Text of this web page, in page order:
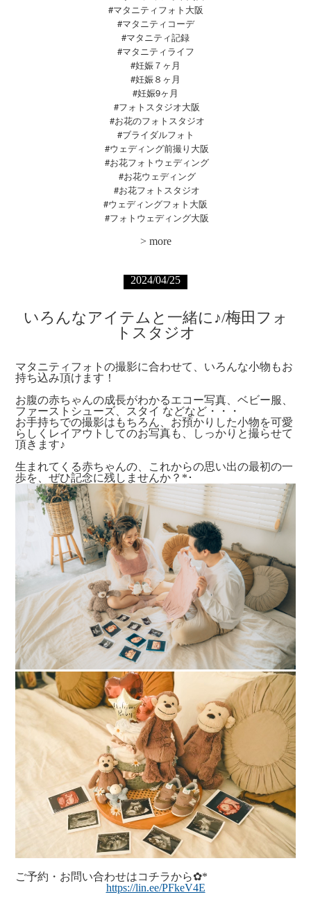
#マタニティフォト大阪
#マタニティコーデ
#マタニティ記録
#マタニティライフ
#妊娠７ヶ月
#妊娠８ヶ月
#妊娠9ヶ月
#フォトスタジオ大阪
#お花のフォトスタジオ
#ブライダルフォト
#ウェディング前撮り大阪
#お花フォトウェディング
#お花ウェディング
#お花フォトスタジオ
#ウェディングフォト大阪
#フォトウェディング大阪
>more
2024/04/25
いろんなアイテムと一緒に♪/梅田フォ
トスタジオ
マタニティフォトの撮影に合わせて、いろんな小物もお
持ち込み頂けます！
お腹の赤ちゃんの成長がわかるエコー写真、ベビー服、
ファーストシューズ、スタイ などなど・・・
お手持ちでの撮影はもちろん、お預かりした小物を可愛
らしくレイアウトしてのお写真も、しっかりと撮らせて
頂きます♪
生まれてくる赤ちゃんの、これからの思い出の最初の一
歩を、ぜひ記念に残しませんか？*･
ご予約・お問い合わせはコチラから✿*
https://lin.ee/PFkeV4E